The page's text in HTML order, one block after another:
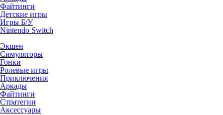
Файтинги
Детские игры
Игры Б/У
Nintendo Switch
Экшен
Симуляторы
Гонки
Ролевые игры
Приключения
Аркады
Файтинги
Стратегии
Аксессуары